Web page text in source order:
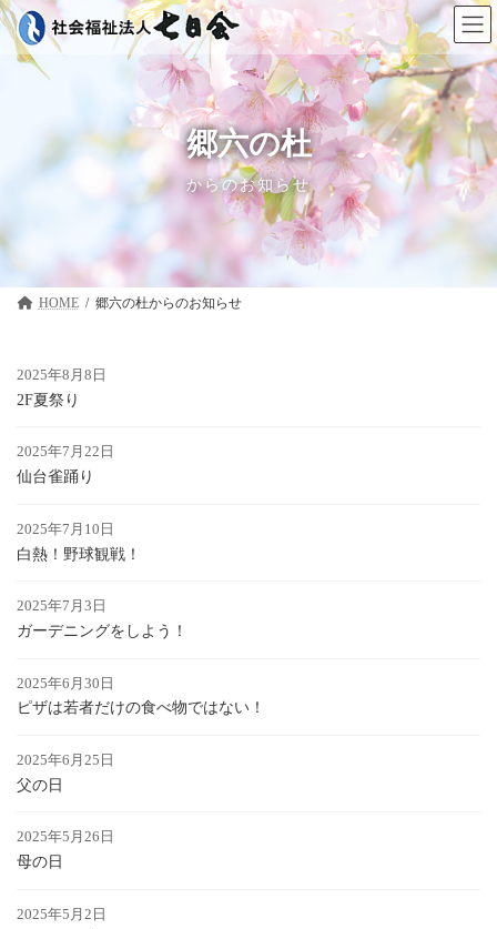
コ
ン
ナ
ビ
郷六の杜
からのお知らせ
HOME 郷六の杜
2025年8月8日
2F夏祭り
2025年7月22日
仙台雀踊り
2025年7月10日
白熱！野球観戦！
2025年7月3日
ガーデニングをしよう！
2025年6月30日
ピザは若者だけの食べ物ではない！
2025年6月25日
父の日
2025年5月26日
母の日
2025年5月2日